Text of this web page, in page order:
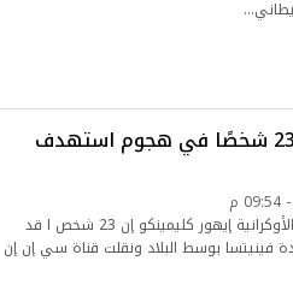
أوكرانيا تُعلن مقتل 23 شخصًا في هجوم استهدف
قال رئيس الشرطة الوطنية الأوكرانية إيهور كليمينكو إن 23 شخص ا قد
فينيتسا بوسط البلاد ونقلت قناة سي إن إن